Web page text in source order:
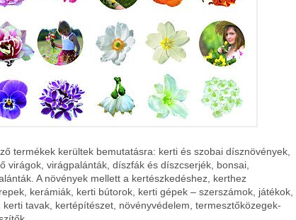
termékek kerültek bemutatásra: kerti és szobai dísznövények,
virágok, virágpalánták, díszfák és díszcserjék, bonsai,
A növények mellett a kertészkedéshez, kerthez
kerámiák, kerti bútorok, kerti gépek – szerszámok, játékok,
tavak, kertépítészet, növényvédelem, termesztőközegek-